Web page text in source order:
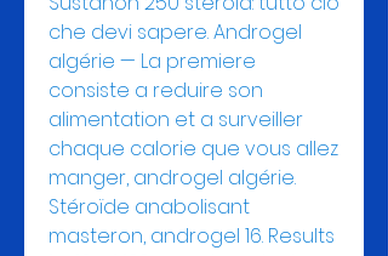
che devi sapere. Androgel
algérie — La premiere
consiste a reduire son
alimentation et a surveiller
chaque calorie que vous allez
manger, androgel algérie.
Stéroïde anabolisant
masteron, androgel 16. Results